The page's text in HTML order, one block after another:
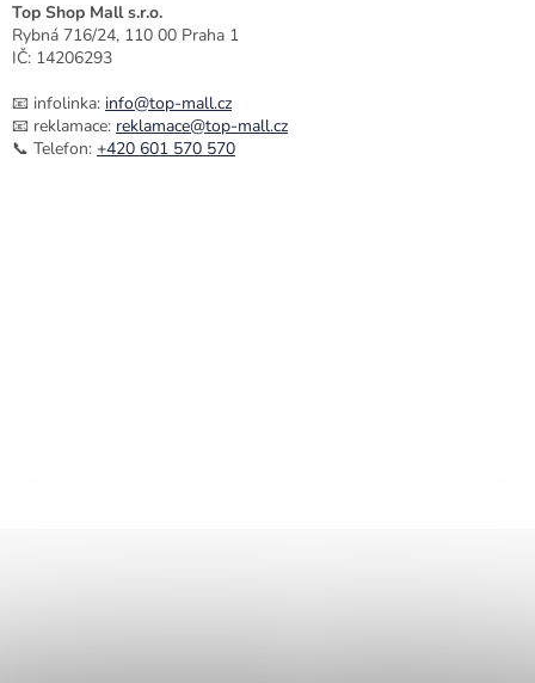
Top Shop Mall s.r.o.
Rybná 716/24, 110 00 Praha 1
IČ: 14206293
📧 infolinka: info@top-mall.cz
📧 reklamace: reklamace@top-mall.cz
📞 Telefon: +420 601 570 570